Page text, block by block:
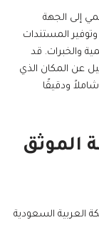
إلى الجهة
المستندات
والخبرات. قد
عن المكان الذي
ودقيقًا
الموثق
العربية السعودية